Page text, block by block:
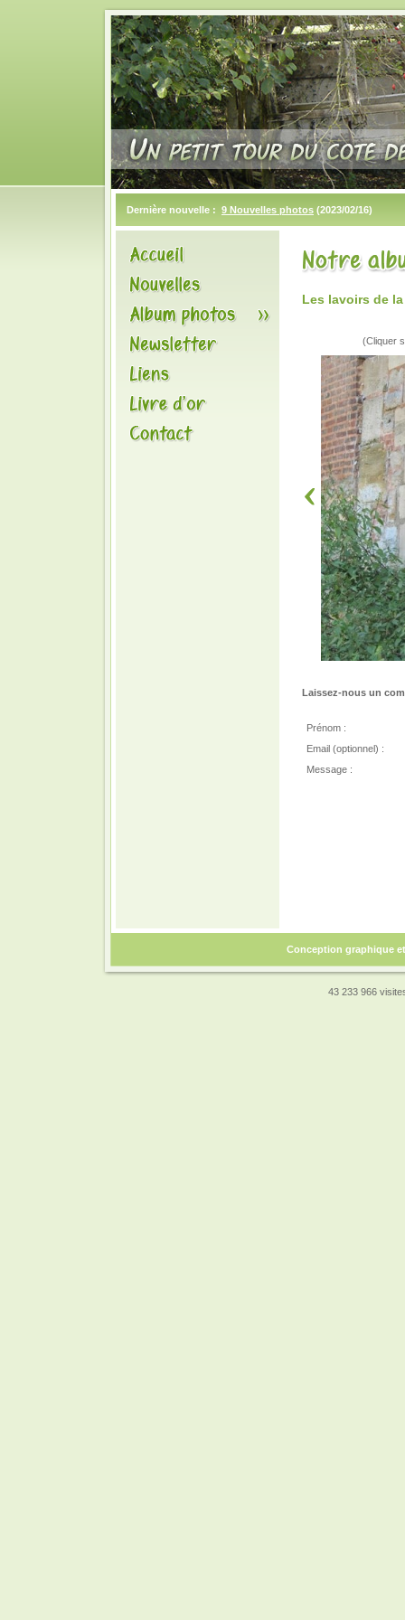
Dernière nouvelle : 9 Nouvelles photos (2023/02/16)
Les lavoirs de
(Cliquer
Laissez-nous un
Prénom :
Email (optionnel) :
Message :
Conception graphique
43 233 966